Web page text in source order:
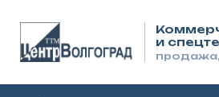
и
продажа,